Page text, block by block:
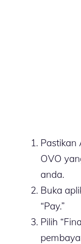
Pastikan
OVO
anda.
Buka
“Pay.”
Pilih